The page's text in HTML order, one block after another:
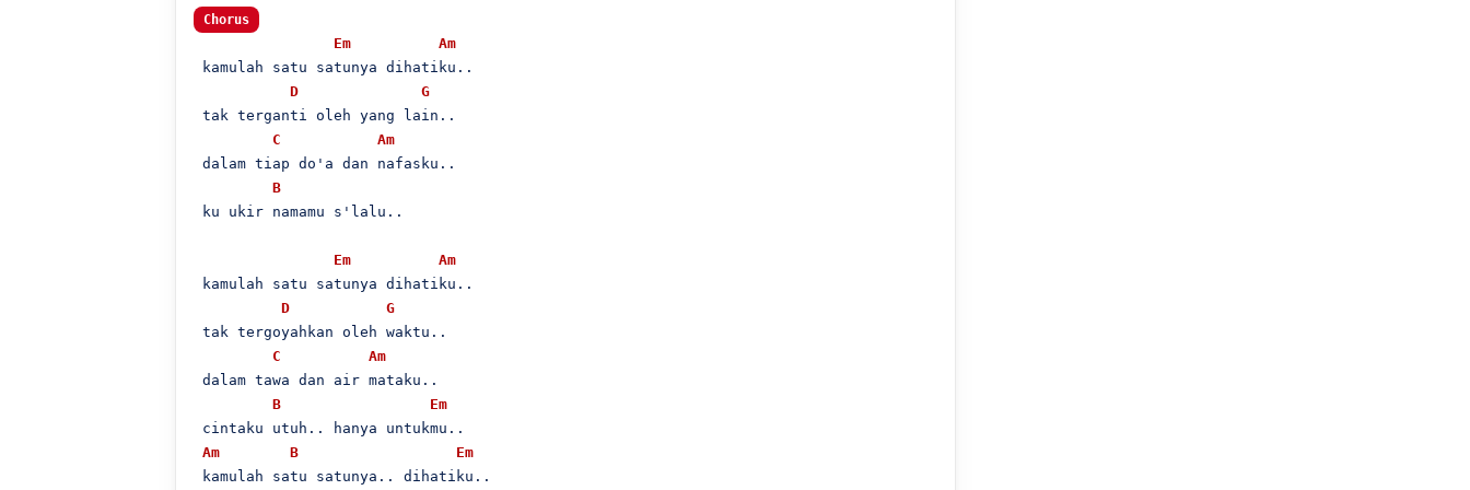
Chorus
Em
Am
kamulah satu satunya dihatiku..
D
G
tak terganti oleh yang lain..
C
Am
dalam tiap do'a dan nafasku..
B
ku ukir namamu s'lalu..
Em
Am
kamulah satu satunya dihatiku..
D
G
tak tergoyahkan oleh waktu..
C
Am
dalam tawa dan air mataku..
B
Em
cintaku utuh.. hanya untukmu..
Am
B
Em
kamulah satu satunya.. dihatiku..